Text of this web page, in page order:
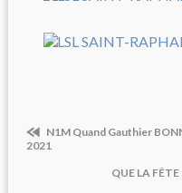
N1M Quand Gauthier
2021
QUE LA